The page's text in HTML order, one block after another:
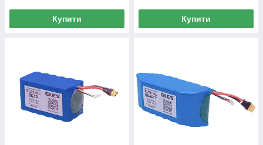
Купити Купити